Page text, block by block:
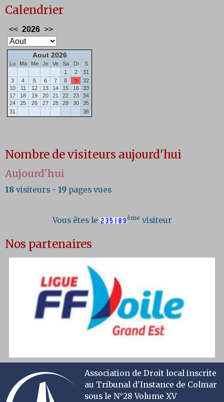
Calendrier
Nombre de visiteurs aujourd'hui
Aujourd'hui
18 visiteurs - 19 pages vues
Vous êtes le ème visiteur
Nos partenaires
Association de Droit local inscrite
au Tribunal d'Instance de Colmar
sous le N°28 Volume XV